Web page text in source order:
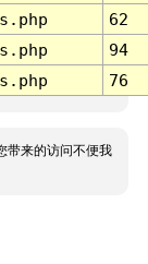
62
94
76
带来的访问不便我